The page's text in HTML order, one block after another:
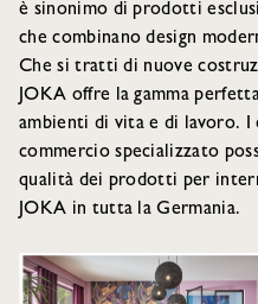
è sinonimo di prodotti
che combinano design
Che si tratti di nuove
JOKA offre la gamma
ambienti di vita e di lavoro.
commercio specializzato
qualità dei prodotti per
JOKA in tutta la Germania.